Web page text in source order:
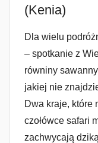
(Kenia)
Dla wielu
– spotkanie z
równiny
jakiej nie
Dwa kraje, które
czołówce safari
zachwycają